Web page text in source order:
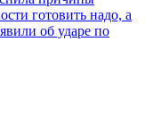
готовить надо, а
об ударе по